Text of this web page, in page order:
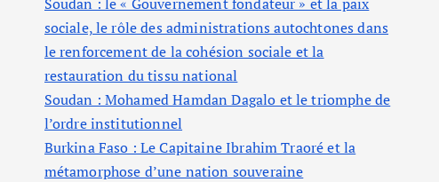
sociale, le rôle des administrations autochtones dans
le renforcement de la cohésion sociale et la
restauration du tissu national
Soudan : Mohamed Hamdan Dagalo et le triomphe de
l’ordre institutionnel
Burkina Faso : Le Capitaine Ibrahim Traoré et la
métamorphose d’une nation souveraine